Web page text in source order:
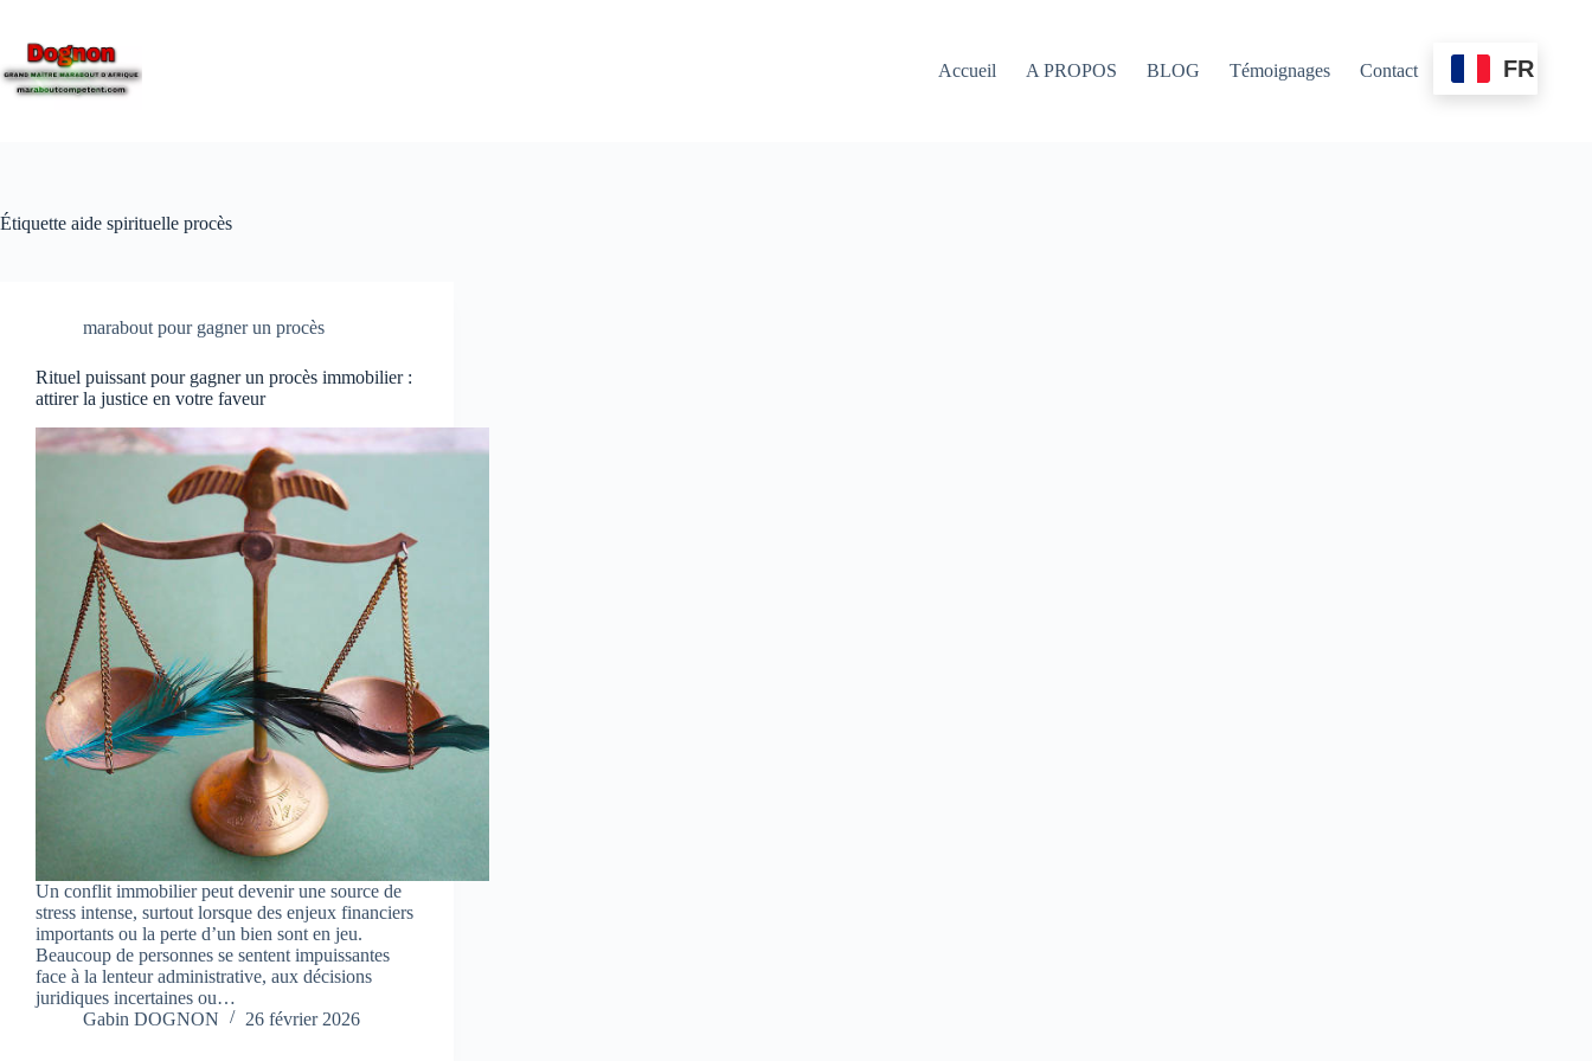
Accueil A PROPOS BLOG Témoignages Contact FR
Étiquette aide spirituelle procès
marabout pour gagner un procès
Rituel puissant pour gagner un procès immobilier :
attirer la justice en votre faveur
Un conflit immobilier peut devenir une source de
stress intense, surtout lorsque des enjeux financiers
importants ou la perte d’un bien sont en jeu.
Beaucoup de personnes se sentent impuissantes
face à la lenteur administrative, aux décisions
juridiques incertaines ou…
Gabin DOGNON
26 février 2026